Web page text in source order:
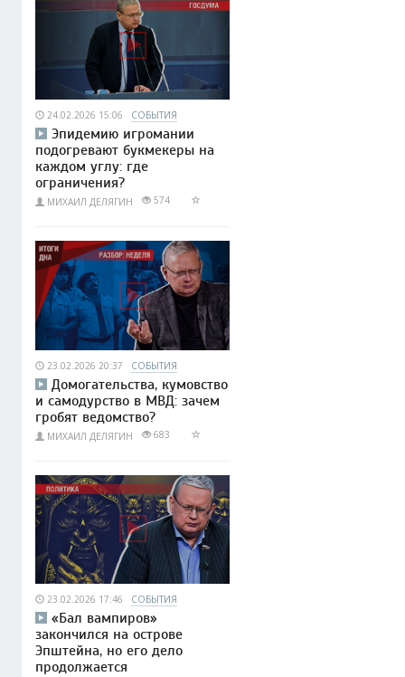
24.02.2026 15:06 СОБЫТИЯ
Эпидемию игромании
подогревают букмекеры на
каждом углу: где
ограничения?
МИХАИЛ ДЕЛЯГИН 574
23.02.2026 20:37 СОБЫТИЯ
Домогательства, кумовство
и самодурство в МВД: зачем
гробят ведомство?
МИХАИЛ ДЕЛЯГИН 683
23.02.2026 17:46 СОБЫТИЯ
«Бал вампиров»
закончился на острове
Эпштейна, но его дело
продолжается